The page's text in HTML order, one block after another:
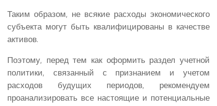
Таким образом, не всякие расходы экономического
субъекта могут быть квалифицированы в качестве
активов.
Поэтому, перед тем как оформить раздел учетной
политики, связанный с признанием и учетом
расходов будущих периодов, рекомендуем
проанализировать все настоящие и потенциальные